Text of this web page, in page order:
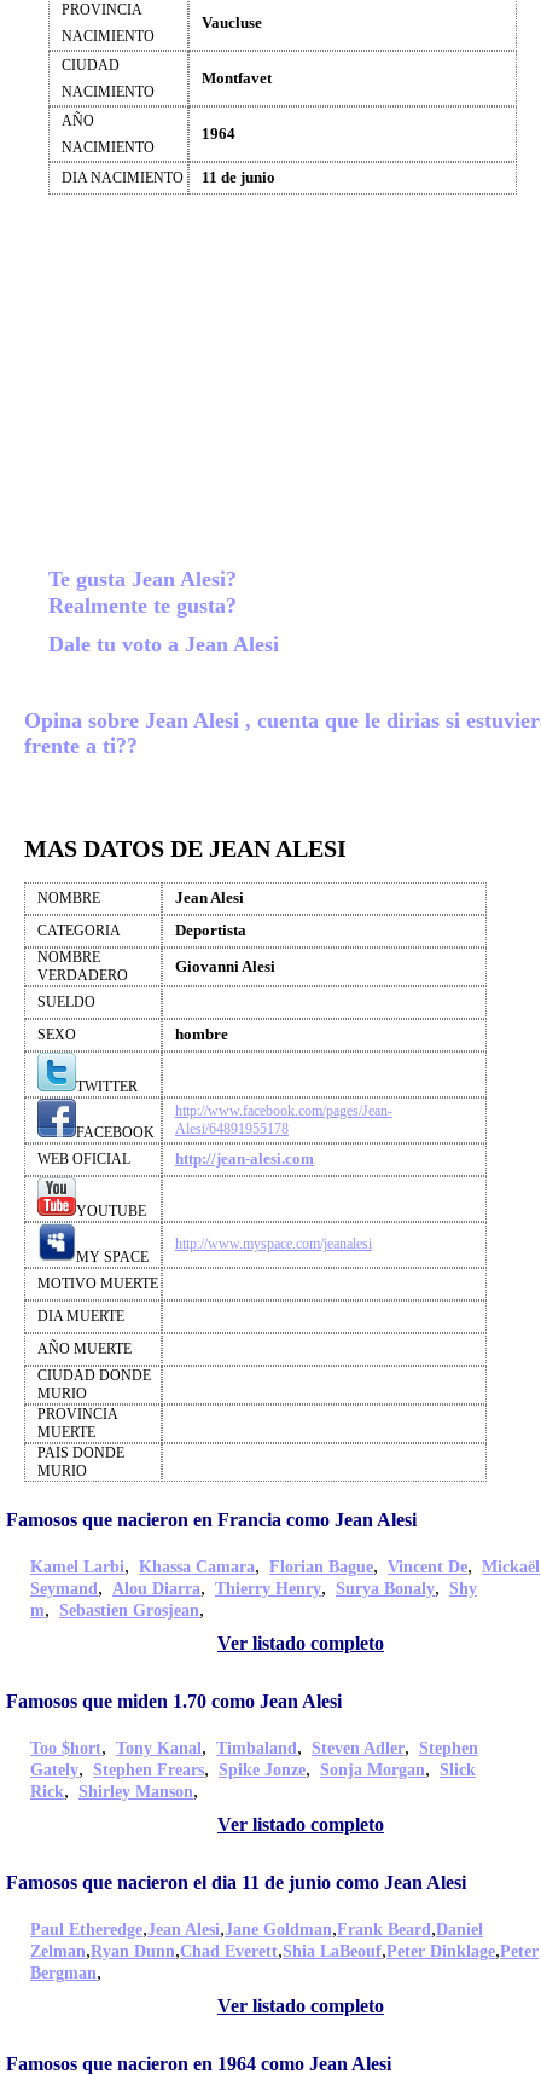
PROVINCIA
NACIMIENTO
Vaucluse
CIUDAD
NACIMIENTO
Montfavet
AÑO
NACIMIENTO
1964
DIA NACIMIENTO 11 de junio
Te gusta Jean Alesi?
Realmente te gusta?
Dale tu voto a Jean Alesi
Opina sobre Jean Alesi , cuenta que le dirias si
frente a ti??
MAS DATOS DE JEAN ALESI
NOMBRE Jean Alesi
CATEGORIA Deportista
NOMBRE
VERDADERO
Giovanni Alesi
SUELDO
SEXO
hombre
TWITTER
FACEBOOK
http://www.facebook.com/pages/Jean-
Alesi/64891955178
WEB OFICIAL
http://jean-alesi.com
YOUTUBE
MY SPACE
http://www.myspace.com/jeanalesi
MOTIVO MUERTE
DIA MUERTE
AÑO MUERTE
CIUDAD DONDE
MURIO
PROVINCIA
MUERTE
PAIS DONDE
MURIO
Famosos que nacieron en Francia como Jean Alesi
Kamel Larbi, Khassa Camara, Florian Bague, Vincent De, Mickaël
Seymand, Alou Diarra, Thierry Henry, Surya Bonaly, Shy
m, Sebastien Grosjean,
Ver listado completo
Famosos que miden 1.70 como Jean Alesi
Too $hort, Tony Kanal, Timbaland, Steven Adler, Stephen
Gately, Stephen Frears, Spike Jonze, Sonja Morgan, Slick
Rick, Shirley Manson,
Ver listado completo
Famosos que nacieron el dia 11 de junio como Jean Alesi
Paul Etheredge,Jean Alesi,Jane Goldman,Frank Beard,Daniel
Zelman,Ryan Dunn,Chad Everett,Shia LaBeouf,Peter Dinklage,Peter
Bergman,
Ver listado completo
Famosos que nacieron en 1964 como Jean Alesi